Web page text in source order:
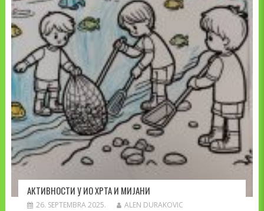
АКТИВНОСТИ У ИО ХРТА И МИЈАНИ
26. SEPTEMBRA 2025. ALEN DURAKOVIC